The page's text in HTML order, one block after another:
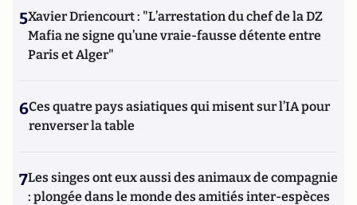
5Xavier Driencourt : "L’arrestation du chef de la DZ
Mafia ne signe qu’une vraie-fausse détente entre
Paris et Alger"
6Ces quatre pays asiatiques qui misent sur l’IA pour
renverser la table
7Les singes ont eux aussi des animaux de compagnie
: plongée dans le monde des amitiés inter-espèces